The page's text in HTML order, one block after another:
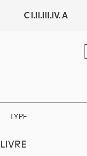
C I.II.III.IV. A
TYPE
LIVRE